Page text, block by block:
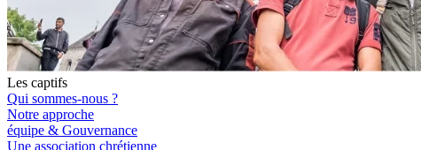
Les captifs
Qui sommes-nous ?
Notre approche
équipe & Gouvernance
Une association chrétienne